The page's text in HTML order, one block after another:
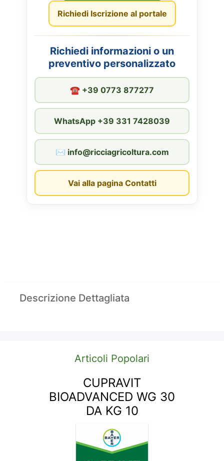
Richiedi Iscrizione al portale
Richiedi informazioni o un
preventivo personalizzato
☎︎ +39 0773 877277
WhatsApp +39 331 7428039
✉︎ info@ricciagricoltura.com
Vai alla pagina Contatti
Descrizione Dettagliata
Articoli Popolari
CUPRAVIT
BIOADVANCED WG 30
DA KG 10